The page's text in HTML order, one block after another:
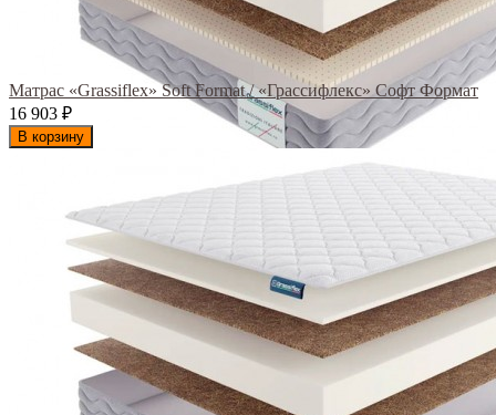
Матрас «Grassiflex» Soft Format / «Грассифлекс» Софт Формат
16 903 ₽
В корзину